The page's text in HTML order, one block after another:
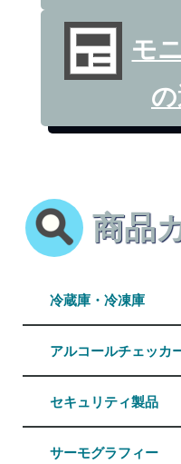
モ
商品
冷蔵庫・冷凍庫
アルコールチェッカ
セキュリティ製品
サーモグラフィー